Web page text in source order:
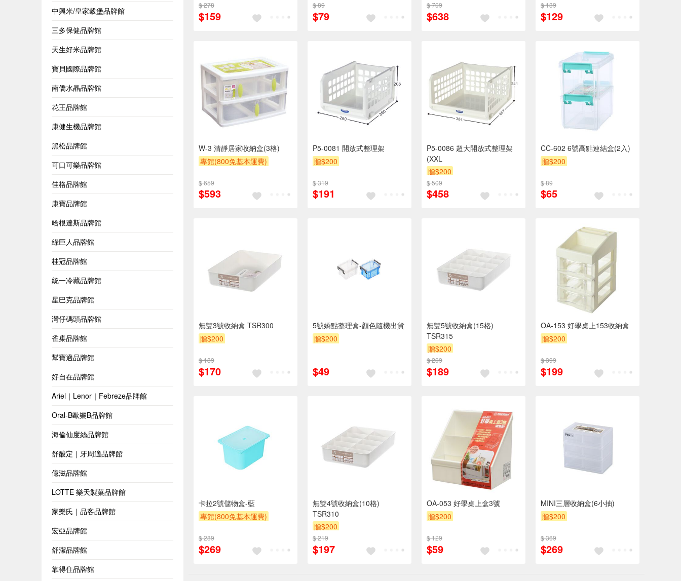
中興米/皇家穀堡品牌館
三多保健品牌館
天生好米品牌館
寶貝國際品牌館
南僑水晶品牌館
花王品牌館
康健生機品牌館
黑松品牌館
可口可樂品牌館
佳格品牌館
康寶品牌館
哈根達斯品牌館
綠巨人品牌館
桂冠品牌館
統一冷藏品牌館
星巴克品牌館
灣仔碼頭品牌館
雀巢品牌館
幫寶適品牌館
好自在品牌館
Ariel｜Lenor｜Febreze品牌館
Oral-B歐樂B品牌館
海倫仙度絲品牌館
舒酸定｜牙周適品牌館
億滋品牌館
LOTTE 樂天製菓品牌館
家樂氏｜品客品牌館
宏亞品牌館
舒潔品牌館
靠得住品牌館
$ 278
$159
$ 89
$79
$ 709
$638
$ 139
$129
W-3 清靜居家收納盒(3格)
專館(800免基本運費)
$ 659
$593
P5-0081 開放式整理架
贈$200
$ 319
$191
P5-0086 超大開放式整理架
(XXL
贈$200
$ 509
$458
CC-602 6號高點連結盒(2入)
贈$200
$ 89
$65
無雙3號收納盒 TSR300
贈$200
$ 189
$170
5號嬌點整理盒-顏色隨機出貨
贈$200
$49
無雙5號收納盒(15格)
TSR315
贈$200
$ 209
$189
OA-153 好學桌上153收納盒
贈$200
$ 399
$199
卡拉2號儲物盒-藍
專館(800免基本運費)
$ 289
$269
無雙4號收納盒(10格)
TSR310
贈$200
$ 219
$197
OA-053 好學桌上盒3號
贈$200
$ 129
$59
MINI三層收納盒(6小抽)
贈$200
$ 369
$269